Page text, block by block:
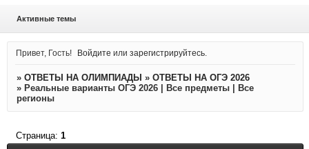
Активные темы
Привет, Гость! Войдите илизарегистрируйтесь
» ОТВЕТЫ НА ОЛИМПИАДЫ » ОТВЕТЫ НА ОГЭ 2026
» Реальные варианты ОГЭ 2026 | Все предметы | Все
регионы
Страница: 1